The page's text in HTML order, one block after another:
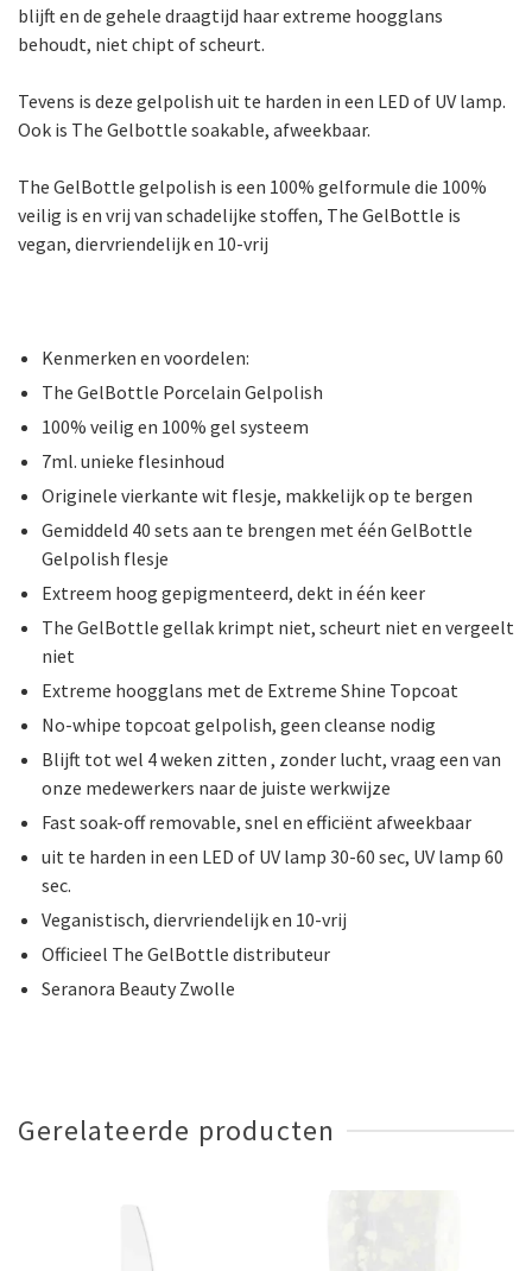
blijft en de gehele draagtijd haar extreme hoogglans
behoudt, niet chipt of scheurt.
Tevens is deze gelpolish uit te harden in een LED of UV lamp.
Ook is The Gelbottle soakable, afweekbaar.
The GelBottle gelpolish is een 100% gelformule die 100%
veilig is en vrij van schadelijke stoffen, The GelBottle is
vegan, diervriendelijk en 10-vrij
Kenmerken en voordelen:
The GelBottle Porcelain Gelpolish
100% veilig en 100% gel systeem
7ml. unieke flesinhoud
Originele vierkante wit flesje, makkelijk op te bergen
Gemiddeld 40 sets aan te brengen met één GelBottle
Gelpolish flesje
Extreem hoog gepigmenteerd, dekt in één keer
The GelBottle gellak krimpt niet, scheurt niet en vergeelt
niet
Extreme hoogglans met de Extreme Shine Topcoat
No-whipe topcoat gelpolish, geen cleanse nodig
Blijft tot wel 4 weken zitten , zonder lucht, vraag een van
onze medewerkers naar de juiste werkwijze
Fast soak-off removable, snel en efficiënt afweekbaar
uit te harden in een LED of UV lamp 30-60 sec, UV lamp 60
sec.
Veganistisch, diervriendelijk en 10-vrij
Officieel The GelBottle distributeur
Seranora Beauty Zwolle
Gerelateerde producten